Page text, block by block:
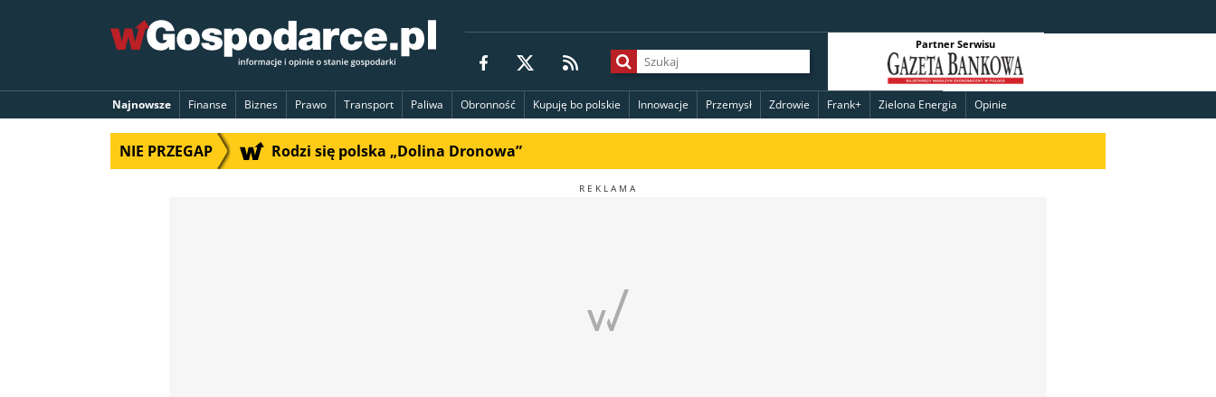
Partner Serwisu
Najnowsze Finanse Biznes Prawo Transport Paliwa Obronność Kupuję bo polskie Innowacje Przemysł Zdrowie Frank+ Zielona Energia Opinie
NIE PRZEGAP Rodzi się polska „Dolina Dronowa”